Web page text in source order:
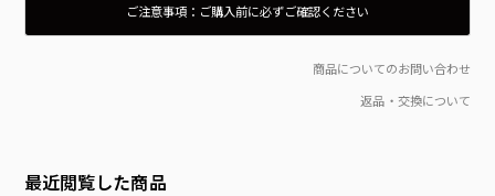
ご注意事項：ご購入前に必ずご確認ください
入荷時点でボックス（外箱）にダメージやマーキング等がある場合がございます。ご理解、ご了承のうえご購入をお願いいたします。
箱のダメージ、製品タグの付属を理由とする返品は、往復の送料及び代引き支払いの場合はその手数料をお客様にご負担いただきます。
当店では在庫管理システムにより複数のオンライン店舗の在庫を共有しております。
ご注文の殺到や検品時の不良品発覚など、在庫管理につきましては徹底して行ってはおりますが、 お客様のご注文のタイミングにより商品のご用意が出来ない場合がございます。
通常2〜5日程度でのお届けとなりすが、 商品の在庫状況により発送までにお時間を頂戴する場合がございます。
商品の色味はディスプレイの関係上、実際の商品の色と若干異なって見える場合がございます、予めご了承ください。
当店では環境に考慮したSDGsの観点から「お買上げ明細書」の同封はしておりません。「明細書・領収書」をご希望の場合は備考欄へ「明細書・領収書の有無」をご記載のうえご注文ください。
商品配送後、当店に事前連絡無く故意に受け取りを辞退した場合や 長期不在、住所変更等により当店へ商品が到着した場合、もしくは再注文時その様な前歴が有る場合は 当店規定による、送料＋事務手数料を頂戴致します。（一律1,500円）
This product is not returnable or replaceable unless defective.
商品についてのお問い合わせ
返品・交換について
最近閲覧した商品